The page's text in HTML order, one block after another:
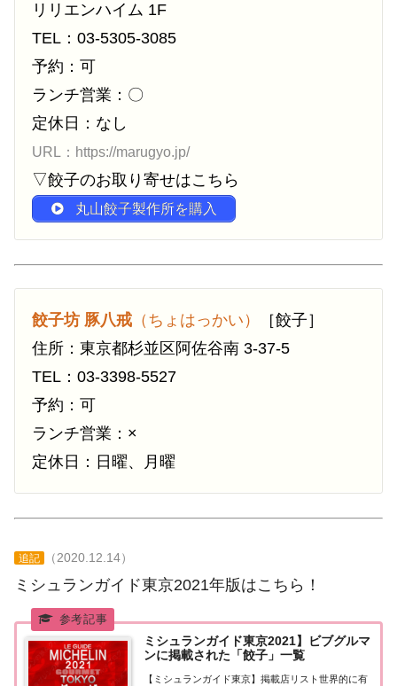
リリエンハイム 1F
TEL：03-5305-3085
予約：可
ランチ営業：〇
定休日：なし
URL：https://marugyo.jp/
▽餃子のお取り寄せはこちら
丸山餃子製作所を購入
餃子坊 豚八戒 （ちょはっかい）
［餃子］
住所：東京都杉並区阿佐谷南 3-37-5
TEL：03-3398-5527
予約：可
ランチ営業：×
定休日：日曜、月曜
追記 （2020.12.14）
ミシュランガイド東京2021年版はこちら！
ミシュランガイド東京2021】ビブグルマ
ンに掲載された「餃子」一覧
【ミシュランガイド東京】掲載店リスト世界的に有